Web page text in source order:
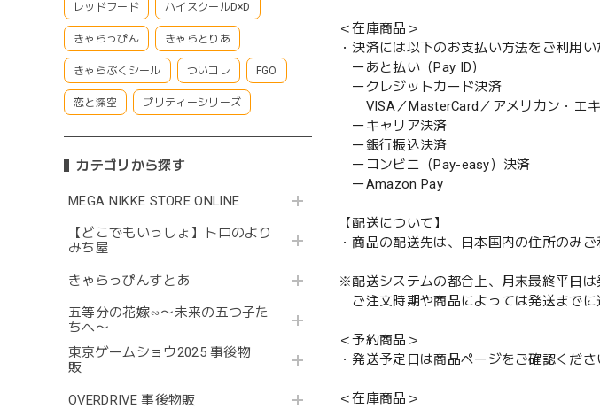
レッドフード ハイスクールD×D
きゃらっぴん きゃらとりあ
きゃらぷくシール ついコレ FGO
恋と深空 プリティーシリーズ
カテゴリから探す
MEGA NIKKE STORE ONLINE
【どこでもいっしょ】トロのより
みち屋
きゃらっぴんすとあ
五等分の花嫁∽〜未来の五つ子た
ちへ〜
東京ゲームショウ2025 事後物
販
OVERDRIVE 事後物販
＜在庫商品＞
・決済には以下のお支払い方法をご利用い
ーあと払い（Pay ID）
ークレジットカード決済
VISA／MasterCard／アメリカン・エキ
ーキャリア決済
ー銀行振込決済
ーコンビニ（Pay-easy）決済
ーAmazon Pay
【配送について】
・商品の配送先は、日本国内の住所のみご
※配送システムの都合上、月末最終平日は
ご注文時期や商品によっては発送までに
＜予約商品＞
・発送予定日は商品ページをご確認くださ
＜在庫商品＞